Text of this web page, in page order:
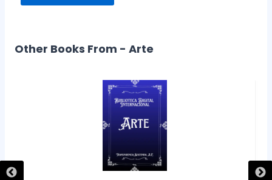
Other Books From - Arte